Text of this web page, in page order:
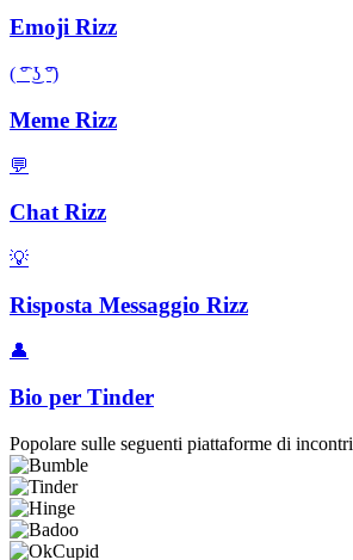
Emoji Rizz
( ͡° ͜ʖ ͡°)
Meme Rizz
💬
Chat Rizz
💡
Risposta Messaggio Rizz
👤
Bio per Tinder
Popolare sulle seguenti piattaforme di incontri